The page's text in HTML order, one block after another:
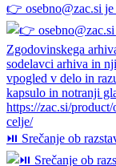
👉 osebno@zac.si
⏯️ Srečanje ob